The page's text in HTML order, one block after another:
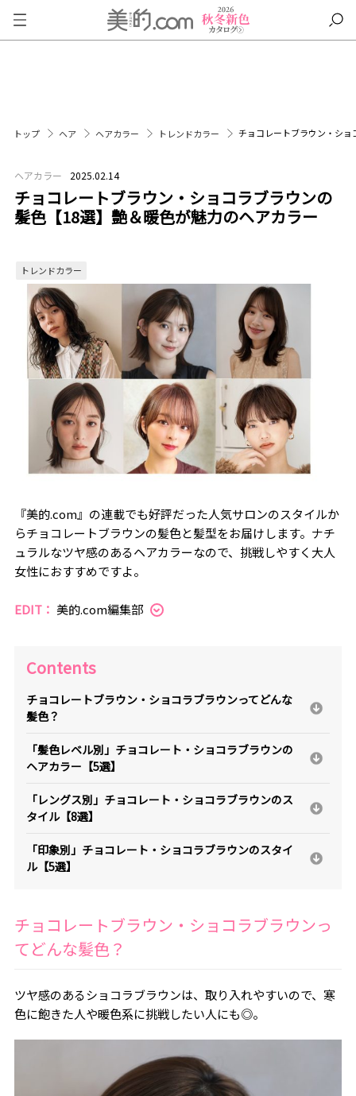
トップ ヘア ヘアカラー トレンドカラー チョコレートブラウン・シ
ヘアカラー 2025.02.14
チョコレートブラウン・ショコラブラウンの
髪色【18選】艶＆暖色が魅力のヘアカラー
トレンドカラー
『美的.com』の連載でも好評だった人気サロンのスタイルか
らチョコレートブラウンの髪色と髪型をお届けします。ナチ
ュラルなツヤ感のあるヘアカラーなので、挑戦しやすく大人
女性におすすめですよ。
EDIT： 美的.com編集部
Contents
チョコレートブラウン・ショコラブラウンってどんな
髪色？
「髪色レベル別」チョコレート・ショコラブラウンの
ヘアカラー【5選】
「レングス別」チョコレート・ショコラブラウンのス
タイル【8選】
「印象別」チョコレート・ショコラブラウンのスタイ
ル【5選】
チョコレートブラウン・ショコラブラウンっ
てどんな髪色？
ツヤ感のあるショコラブラウンは、取り入れやすいので、寒
色に飽きた人や暖色系に挑戦したい人にも◎。